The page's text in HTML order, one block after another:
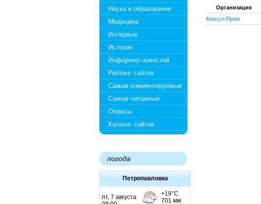
Наука и образование
Медицина
Интервью
История
Информер новостей
Рейтинг сайтов
Самые комментируемые
Самые читаемые
Опросы
Каталог сайтов
погода
Петропавловка
Организация
Консул-Пром